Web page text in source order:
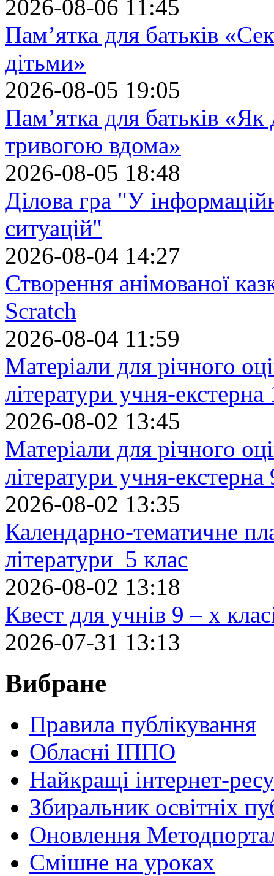
2026-08-06 11:45
Пам’ятка для батьків
дітьми»
2026-08-05 19:05
Пам’ятка для батьків
тривогою вдома»
2026-08-05 18:48
Ділова гра "У
ситуацій"
2026-08-04 14:27
Створення анімованої
Scratch
2026-08-04 11:59
Матеріали для річного
літератури учня-екстерна
2026-08-02 13:45
Матеріали для річного
літератури учня-екстерна
2026-08-02 13:35
Календарно-тематичне
літератури 5 клас
2026-08-02 13:18
Квест для учнів 9 – х
2026-07-31 13:13
Вибране
Правила публікування
Обласні ІППО
Найкращі інтернет-
Збиральник освітніх
Оновлення
Cмішне на уроках